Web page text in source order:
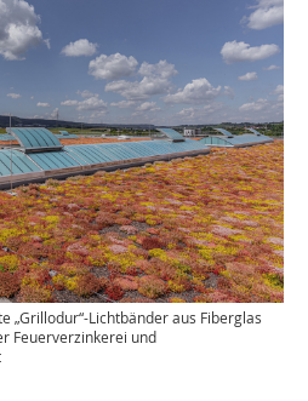
„Grillodur“-Lichtbänder aus Fiberglas
Feuerverzinkerei und